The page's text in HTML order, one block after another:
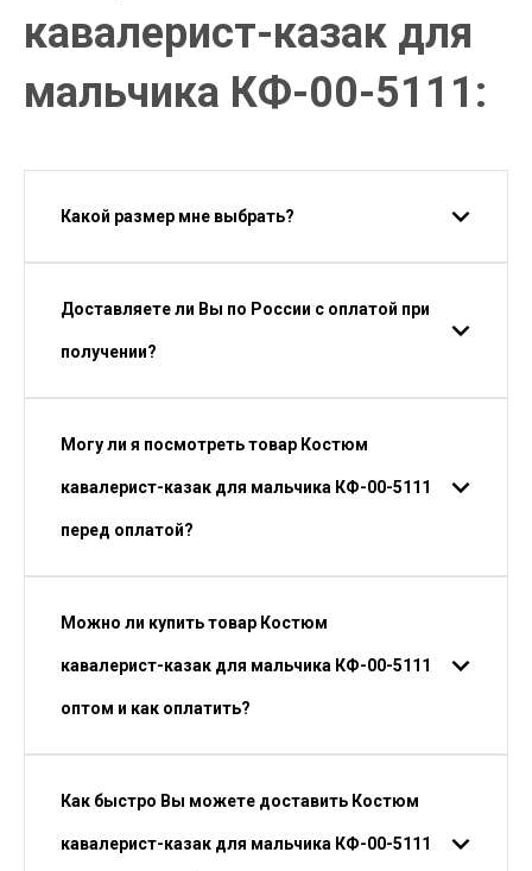
кавалерист-казак для
мальчика КФ-00-5111:
Какой размер мне выбрать?
Доставляете ли Вы по России с оплатой при
получении?
Могу ли я посмотреть товар Костюм
кавалерист-казак для мальчика КФ-00-5111
перед оплатой?
Можно ли купить товар Костюм
кавалерист-казак для мальчика КФ-00-5111
оптом и как оплатить?
Как быстро Вы можете доставить Костюм
кавалерист-казак для мальчика КФ-00-5111